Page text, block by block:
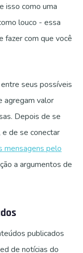
isso como uma
louco - essa
fazer com que você
seus possíveis
agregam valor
Depois de se
de se conectar
mensagens pelo
a argumentos de
publicados
de notícias do